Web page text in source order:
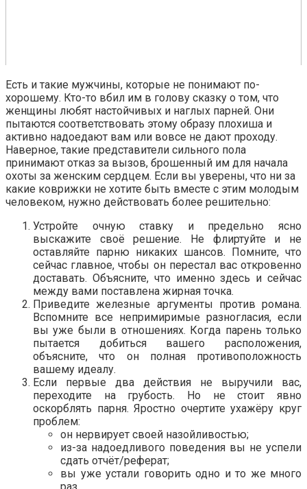
Есть и такие мужчины, которые не понимают по-
хорошему. Кто-то вбил им в голову сказку о том, что
женщины любят настойчивых и наглых парней. Они
пытаются соответствовать этому образу плохиша и
активно надоедают вам или вовсе не дают проходу.
Наверное, такие представители сильного пола
принимают отказ за вызов, брошенный им для начала
охоты за женским сердцем. Если вы уверены, что ни за
какие коврижки не хотите быть вместе с этим молодым
человеком, нужно действовать более решительно:
Устройте очную ставку и предельно ясно
выскажите своё решение. Не флиртуйте и не
оставляйте парню никаких шансов. Помните, что
сейчас главное, чтобы он перестал вас откровенно
доставать. Объясните, что именно здесь и сейчас
между вами поставлена жирная точка.
Приведите железные аргументы против романа.
Вспомните все непримиримые разногласия, если
вы уже были в отношениях. Когда парень только
пытается добиться вашего расположения,
объясните, что он полная противоположность
вашему идеалу.
Если первые два действия не выручили вас,
переходите на грубость. Но не стоит явно
оскорблять парня. Яростно очертите ухажёру круг
проблем:
он нервирует своей назойливостью;
из-за надоедливого поведения вы не успели
сдать отчёт/реферат;
вы уже устали говорить одно и то же много